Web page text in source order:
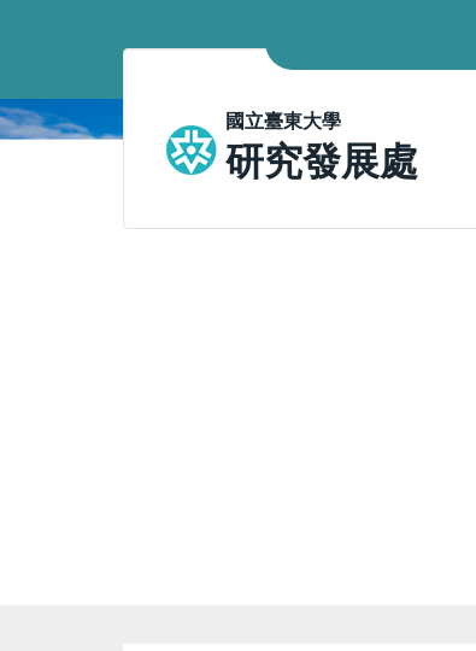
要
內
國立臺東大學
研究發展處